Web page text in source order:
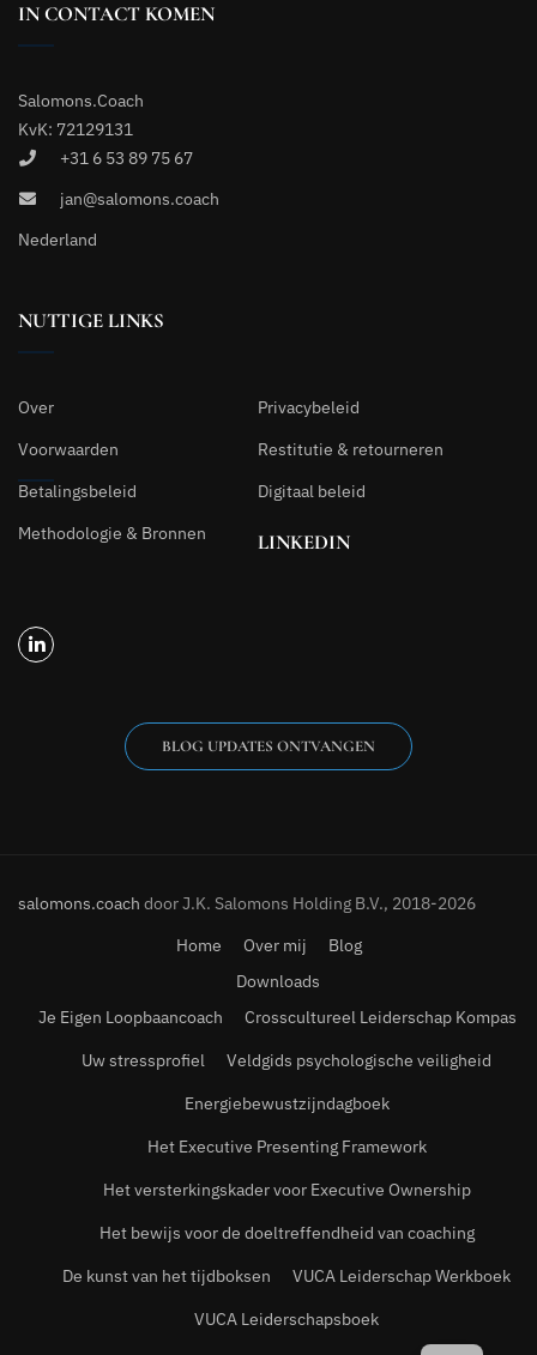
IN CONTACT KOMEN
Salomons.Coach
KvK: 72129131
+31 6 53 89 75 67
jan@salomons.coach
Nederland
NUTTIGE LINKS
Over
Privacybeleid
Voorwaarden
Restitutie & retourneren
Betalingsbeleid
Digitaal beleid
Methodologie & Bronnen
LINKEDIN
BLOG UPDATES ONTVANGEN
salomons.coach door J.K. Salomons Holding B.V., 2018-2026
Home
Over mij
Blog
Downloads
Je Eigen Loopbaancoach
Crosscultureel Leiderschap Kompas
Uw stressprofiel
Veldgids psychologische veiligheid
Energiebewustzijndagboek
Het Executive Presenting Framework
Het versterkingskader voor Executive Ownership
Het bewijs voor de doeltreffendheid van coaching
De kunst van het tijdboksen
VUCA Leiderschap Werkboek
VUCA Leiderschapsboek